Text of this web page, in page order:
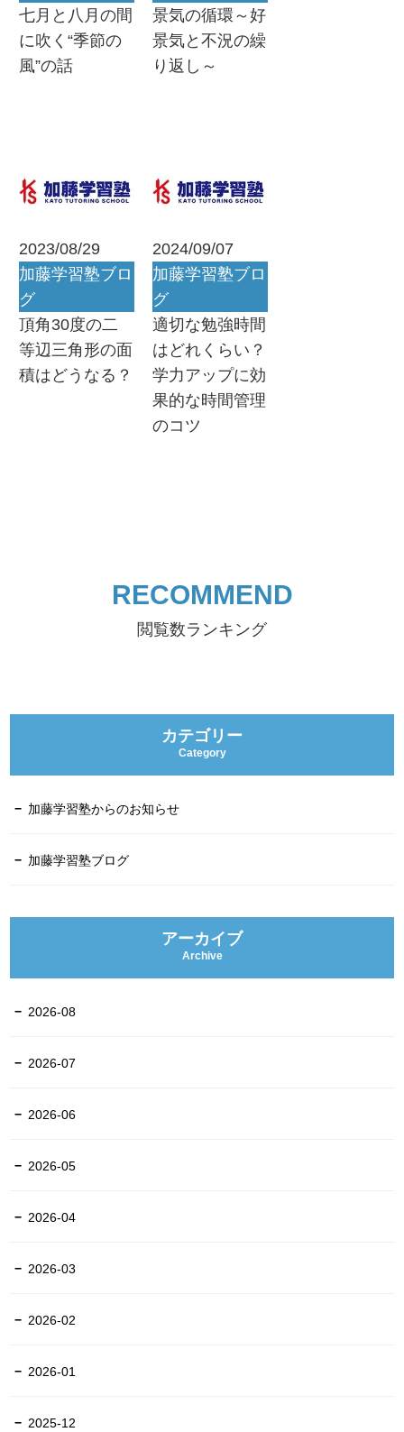
七月と八月の間
に吹く“季節の
風”の話
景気の循環～好
景気と不況の繰
り返し～
2023/08/29
加藤学習塾ブロ
グ
頂角30度の二
等辺三角形の面
積はどうなる？
2024/09/07
加藤学習塾ブロ
グ
適切な勉強時間
はどれくらい？
学力アップに効
果的な時間管理
のコツ
RECOMMEND
閲覧数ランキング
カテゴリー
Category
加藤学習塾からのお知らせ
加藤学習塾ブログ
アーカイブ
Archive
2026-08
2026-07
2026-06
2026-05
2026-04
2026-03
2026-02
2026-01
2025-12